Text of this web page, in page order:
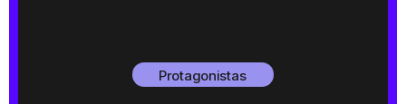
Protagonistas